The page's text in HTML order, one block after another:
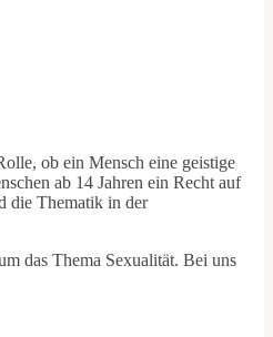
ob ein Mensch eine geistige
ab 14 Jahren ein Recht auf
die Thematik in der
das Thema Sexualität. Bei uns